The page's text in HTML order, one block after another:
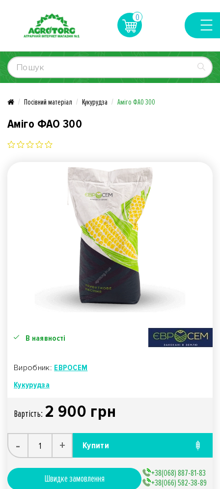
0
Посівний матеріал Кукурудза Аміго ФАО 300
Аміго ФАО 300
В наявності
Виробник: ЕВРОСЕМ
Кукурудза
Вартiсть: 2 900 грн
- + Купити
Швидке замовлення
+38(068) 887-81-83
+38(066) 582-38-89